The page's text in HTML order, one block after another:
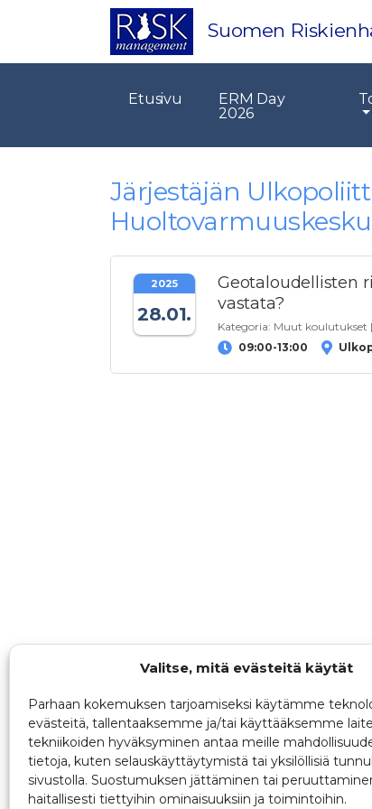
Valitse, mitä evästeitä käytät
Parhaan kokemuksen tarjoamiseksi käytämme
evästeitä, tallentaaksemme ja/tai käyttääksemme
tekniikoiden hyväksyminen antaa meille
tietoja, kuten selauskäyttäytymistä tai yksilöllisiä
sivustolla. Suostumuksen jättäminen tai
haitallisesti tiettyihin ominaisuuksiin ja toimintoihin.
Suomen
Etusivu
ERM Day
2026
Järjestäjän
2025
28.01.
Geotaloudellisten
vastata?
Kategoria: Muut koulutukset
09:00-13:00